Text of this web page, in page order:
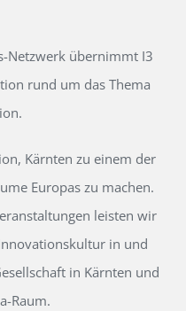
Netzwerk übernimmt I3
rund um das Thema
Kärnten zu einem der
Europas zu machen.
leisten wir
in und
in Kärnten und
Raum.